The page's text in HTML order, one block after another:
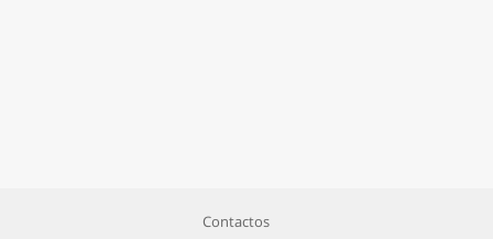
Contactos